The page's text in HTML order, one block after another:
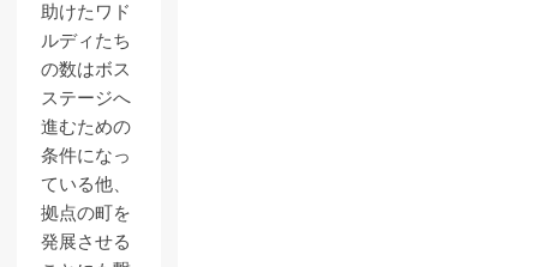
助けたワド
ルディたち
の数はボス
ステージへ
進むための
条件になっ
ている他、
拠点の町を
発展させる